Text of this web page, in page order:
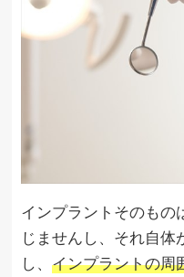
インプラントそのもの
じませんし、それ自
し、インプラントの周